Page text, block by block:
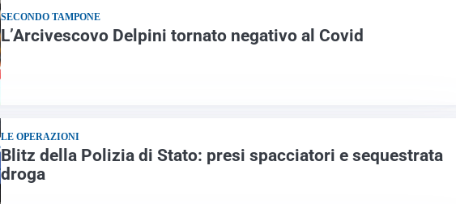
SECONDO TAMPONE
L’Arcivescovo Delpini tornato negativo al Covid
LE OPERAZIONI
Blitz della Polizia di Stato: presi spacciatori e sequestrata
droga